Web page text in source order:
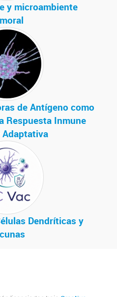
y microambiente
de Antígeno como
Respuesta Inmune
Dendríticas y